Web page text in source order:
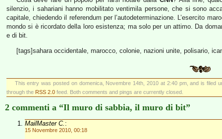
silenzio, i sahariani hanno mobilitato ventimila persone, che si sono
capitale, chiedendo il referendum per l’autodeterminazione. L’esercito
mondo si è ricordato della loro esistenza; ma solo per un attimo. Da
e di bit.
[tags]sahara occidentale, marocco, colonie, nazioni unite, polisario,
This entry was posted on domenica, Novembre 14th, 2010 at 2:40 pm, and is filed
through the RSS 2.0 feed. Both comments and pings are currently closed.
2 commenti a “Il muro di sabbia, il muro di bit”
MailMaster C. :
15 Novembre 2010, 00:18